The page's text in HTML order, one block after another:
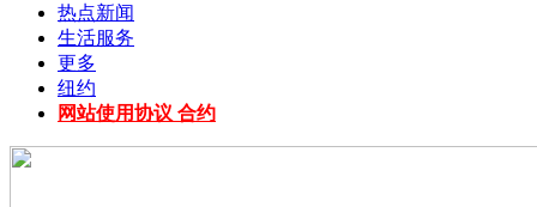
热点新闻
生活服务
更多
纽约
网站使用协议 合约